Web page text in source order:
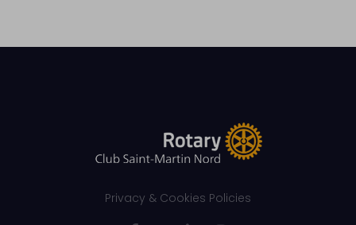
Privacy & Cookies Policies